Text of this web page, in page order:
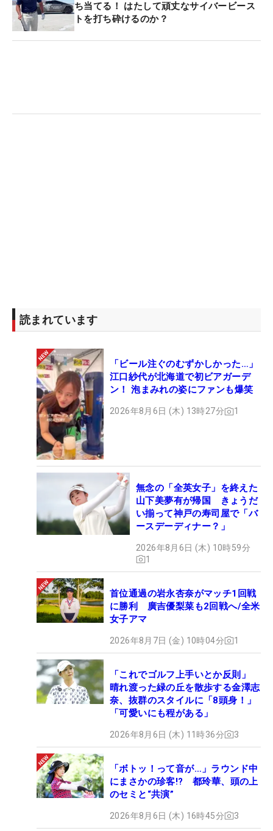
ち当てる！ はたして頑丈なサイバービース
トを打ち砕けるのか？
読まれています
「ビール注ぐのむずかしかった…」
江口紗代が北海道で初ビアガーデ
ン！ 泡まみれの姿にファンも爆笑
2026年8月6日 (木) 13時27分 1
無念の「全英女子」を終えた
山下美夢有が帰国 きょうだ
い揃って神戸の寿司屋で「バ
ースデーディナー？」
2026年8月6日 (木) 10時59分
1
首位通過の岩永杏奈がマッチ1回戦
に勝利 廣吉優梨菜も2回戦へ/全米
女子アマ
2026年8月7日 (金) 10時04分 1
「これでゴルフ上手いとか反則」
晴れ渡った緑の丘を散歩する金澤志
奈、抜群のスタイルに「8頭身！」
「可愛いにも程がある」
2026年8月6日 (木) 11時36分 3
「ボトッ！って音が…」ラウンド中
にまさかの珍客!? 都玲華、頭の上
のセミと“共演”
2026年8月6日 (木) 16時45分 3